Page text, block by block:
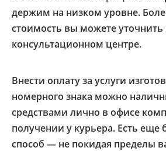
держим на низком уровне.
стоимость вы можете
консультационном центре.
Внести оплату за услуги
номерного знака можно
средствами лично в офисе
получении у курьера. Есть еще
способ — не покидая пределы